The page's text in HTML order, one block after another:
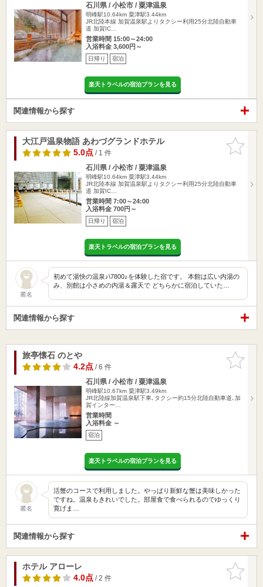
石川県 / 小松市 / 粟津温泉
明峰駅10.64km 粟津駅3.44km
JR北陸本線 加賀温泉駅よりタクシー利用25分北陸自動車
道 加賀IC…
営業時間 15:00～24:00
入浴料金 3,600円～
日帰り 宿泊
楽天トラベルの宿泊プランを見る
関連情報から探す
お気に入
りに追加
大江戸温泉物語 あわづグランドホテル
5.0点/ 1 件
石川県 / 小松市 / 粟津温泉
明峰駅10.64km 粟津駅3.44km
JR北陸本線 加賀温泉駅よりタクシー利用25分北陸自動車
道 加賀IC…
営業時間 7:00～24:00
入浴料金 700円～
日帰り 宿泊
楽天トラベルの宿泊プランを見る
匿名
初めて湯快の温泉♪\7800♪を体験した宿です。 本館は広い内湯の
み、別館は小さめの内湯＆露天で どちらかに宿泊していた…
関連情報から探す
お気に入
りに追加
旅亭懐石 のとや
4.2点/ 6 件
石川県 / 小松市 / 粟津温泉
明峰駅10.67km 粟津駅3.49km
JR北陸線加賀温泉駅下車､タクシー約15分北陸自動車道､加
賀インター…
営業時間
入浴料金 ～
宿泊
楽天トラベルの宿泊プランを見る
匿名
活蟹のコースで利用しました。やっぱり新鮮な蟹は美味しかった
ですね。温泉もきれいでした。部屋食で食べられるのでゆっくり
寛げま…
関連情報から探す
お気に入
りに追加
ホテル アローレ
4.0点/ 2 件